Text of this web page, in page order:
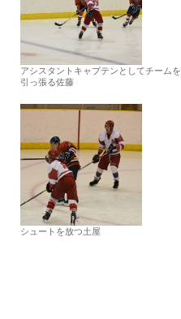
アシスタントキャプテンとしてチームを
引っ張る佐藤
シュートを放つ土屋